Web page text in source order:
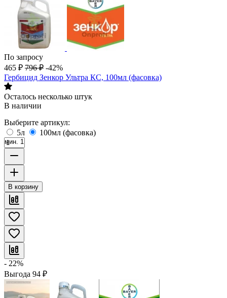
По запросу
465 ₽ 796 ₽ -42%
Гербицид Зенкор Ультра КС, 100мл (фасовка)
Осталось несколько штук
В наличии
Выберите артикул:
5л
100мл (фасовка)
мин. 1
В корзину
- 22%
Выгода 94 ₽